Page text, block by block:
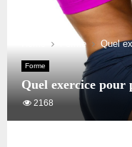
Forme Quel
Forme
Quel exercice pour
2168